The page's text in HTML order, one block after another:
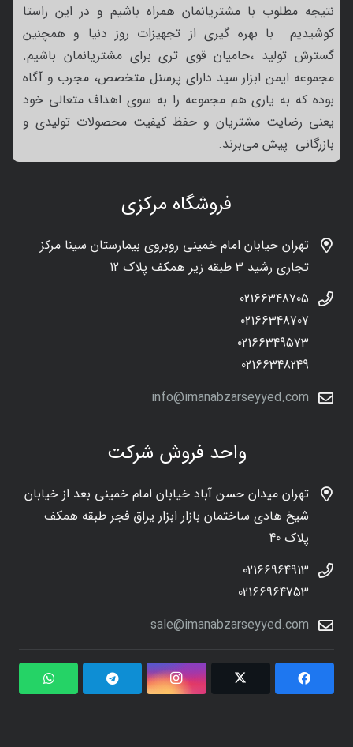
فروشگاه مرکزی
تهران خیابان امام خمینی روبروی بیمارستان سینا مرکز
تجاری رشید 3 طبقه زیر همکف پلاک 12
02166348705
02166348707
02166349573
02166348249
info@imanabzarseyyed.com
واحد فروش شرکت
تهران میدان حسن آباد خیابان امام خمینی بعد از خیابان
شیخ هادی ساختمان بازار ابزار یراق فجر طبقه همکف
پلاک 40
02166964913
02166964753
sale@imanabzarseyyed.com
نتیجه مطلوب با مشتریانمان همراه باشیم و در این راستا
کوشیدیم با بهره گیری از تجهیزات روز دنیا و همچنین
گسترش تولید ،حامیان قوی تری برای مشتریانمان باشیم.
مجموعه ایمن ابزار سید دارای پرسنل متخصص، مجرب و آگاه
بوده که به یاری هم مجموعه را به سوی اهداف متعالی خود
یعنی رضایت مشتریان و حفظ کیفیت محصولات تولیدی و
بازرگانی پیش می‌برند.